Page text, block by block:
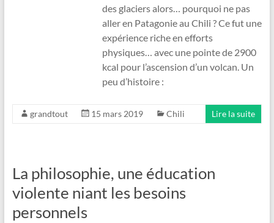
des glaciers alors… pourquoi ne pas
aller en Patagonie au Chili ? Ce fut une
expérience riche en efforts
physiques… avec une pointe de 2900
kcal pour l’ascension d’un volcan. Un
peu d’histoire :
grandtout 15 mars 2019 Chili Lire la suite
La philosophie, une éducation
violente niant les besoins
personnels